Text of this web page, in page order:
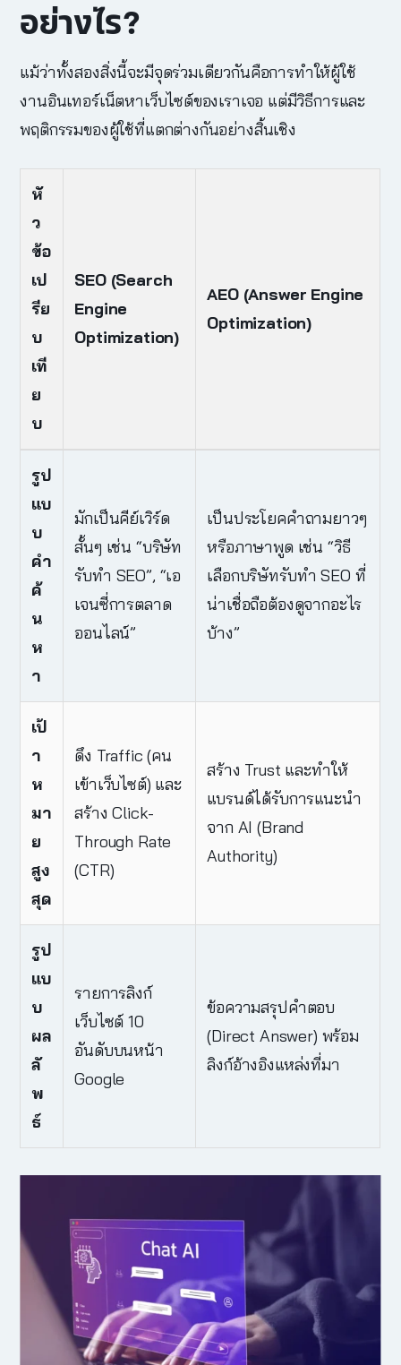
อย่างไร?
แม้ว่าทั้งสองสิ่งนี้จะมีจุดร่วมเดียวกันคือการทำให้ผู้ใช้
งานอินเทอร์เน็ตหาเว็บไซต์ของเราเจอ แต่มีวิธีการและ
พฤติกรรมของผู้ใช้ที่แตกต่างกันอย่างสิ้นเชิง
หั
ว
ข้อ
เป
รีย
บ
เที
ย
บ
SEO (Search
Engine
Optimization)
AEO (Answer Engine
Optimization)
รูป
แบ
บ
คำ
ค้
น
ห
า
มักเป็นคีย์เวิร์ด
สั้นๆ เช่น “บริษัท
รับทำ SEO”, “เอ
เจนซี่การตลาด
ออนไลน์”
เป็นประโยคคำถามยาวๆ
หรือภาษาพูด เช่น “วิธี
เลือกบริษัทรับทำ SEO ที่
น่าเชื่อถือต้องดูจากอะไร
บ้าง”
เป้
า
ห
มา
ย
สูง
สุด
ดึง Traffic (คน
เข้าเว็บไซต์) และ
สร้าง Click-
Through Rate
(CTR)
สร้าง Trust และทำให้
แบรนด์ได้รับการแนะนำ
จาก AI (Brand
Authority)
รูป
แบ
บ
ผล
ลั
พ
ธ์
รายการลิงก์
เว็บไซต์ 10
อันดับบนหน้า
Google
ข้อความสรุปคำตอบ
(Direct Answer) พร้อม
ลิงก์อ้างอิงแหล่งที่มา